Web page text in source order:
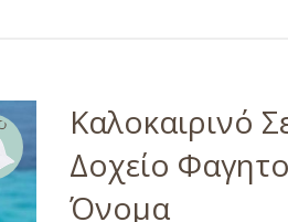
Καλοκαιρινό
Δοχείο
Όνομα